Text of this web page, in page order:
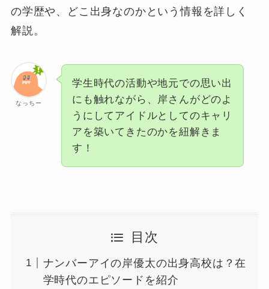
の学歴や、どこ出身なのかという情報を詳しく
解説。
なっちー
学生時代の活動や地元での思い出
にも触れながら、岸さんがどのよ
うにしてアイドルとしてのキャリ
アを築いてきたのかを紐解きま
す！
目次
ナンバーアイの岸優太の出身高校は？在
学時代のエピソードを紹介